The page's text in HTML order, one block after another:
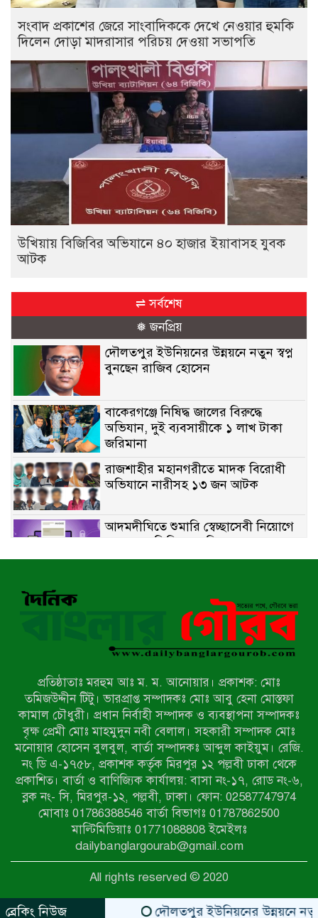
সংবাদ প্রকাশের জেরে সাংবাদিককে দেখে নেওয়ার হুমকি
দিলেন দোড়া মাদরাসার পরিচয় দেওয়া সভাপতি
উখিয়ায় বিজিবির অভিযানে ৪০ হাজার ইয়াবাসহ যুবক
আটক
⇌ সর্বশেষ
❅ জনপ্রিয়
দৌলতপুর ইউনিয়নের উন্নয়নে নতুন স্বপ্ন
বুনছেন রাজিব হোসেন
বাকেরগঞ্জে নিষিদ্ধ জালের বিরুদ্ধে
অভিযান, দুই ব্যবসায়ীকে ১ লাখ টাকা
জরিমানা
রাজশাহীর মহানগরীতে মাদক বিরোধী
অভিযানে নারীসহ ১৩ জন আটক
আদমদীঘিতে শুমারি স্বেচ্ছাসেবী নিয়োগে
যোগ্যতার ভিত্তিতে তালিকা প্রকাশ;
নির্বাচিতদের আ.লীগ ট্যাগে প্রচারণা
নেওয়ার হুমকি দিলেন দোড়া মাদরাসার
পরিচয় দেওয়া সভাপতি
উখিয়ায় বিজিবির অভিযানে ৪০ হাজার
ইয়াবাসহ যুবক আটক
পোরশায় ৭ মাসে ১৯ জনের অপমৃত্যু,
শীর্ষে আত্মহত্যা
হিন্দু বৌদ্ধ খ্রিস্টান কল্যাণ ফ্রন্টের
নীলফামারী কমিটি নিয়ে প্রশ্ন, প্রতিবাদে
সদস্য সচিব
দরিয়ানগরে প্যারাসেইলিং দুর্ঘটনায় পর্যটক
নিহত: হত্যা মামলার প্রধান আসামি ঢাকায়
র‌্যাবের জালে
আদাচাকী দক্ষিণপাড়া ফ্রেন্ডস ক্লাবের
আয়োজনে ফুটবল টুর্নামেন্টের ফাইনাল
অনুষ্ঠিত
প্রতিষ্ঠাতাঃ মরহুম আঃ ম. ম. আনোয়ার। প্রকাশক: মোঃ
তমিজউদ্দীন টিটু। ভারপ্রাপ্ত সম্পাদকঃ মোঃ আবু হেনা মোস্তফা
কামাল চৌধুরী। প্রধান নির্বাহী সম্পাদক ও ব্যবস্থাপনা সম্পাদকঃ
বৃক্ষ প্রেমী মোঃ মাহমুদুন নবী বেলাল। সহকারী সম্পাদক মোঃ
মনোয়ার হোসেন বুলবুল, বার্তা সম্পাদকঃ আব্দুল কাইয়ুম। রেজি.
নং ডি এ-১৭৫৮, প্রকাশক কর্তৃক মিরপুর ১২ পল্লবী ঢাকা থেকে
প্রকাশিত। বার্তা ও বাণিজ্যিক কার্যালয়: বাসা নং-১৭, রোড নং-৬,
ব্লক নং- সি, মিরপুর-১২, পল্লবী, ঢাকা। ফোন: 02587747974
মোবাঃ 01786388546 বার্তা বিভাগঃ 01787862500
মাল্টিমিডিয়াঃ 01771088808 ইমেইলঃ
dailybanglargourab@gmail.com
All rights reserved © 2020
ব্রেকিং নিউজ দৌলতপুর ইউনিয়নের উন্নয়নে নতুন